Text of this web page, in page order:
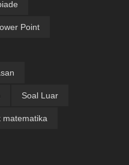
Point
Soal Luar
matematika